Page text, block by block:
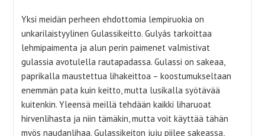
Yksi meidän perheen ehdottomia lempiruokia on
unkarilaistyylinen Gulassikeitto. Gulyás tarkoittaa
lehmipaimenta ja alun perin paimenet valmistivat
gulassia avotulella rautapadassa. Gulassi on sakeaa,
paprikalla maustettua lihakeittoa – koostumukseltaan
enemmän pata kuin keitto, mutta lusikalla syötävää
kuitenkin. Yleensä meillä tehdään kaikki liharuoat
hirvenlihasta ja niin tämäkin, mutta voit käyttää tähän
myös naudanlihaa. Gulassikeiton juju piilee sakeassa,